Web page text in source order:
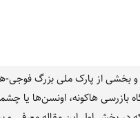
بخشی از پارک ملی بزرگ فوجی-
بازرسی هاکونه، اونسن‌ها یا